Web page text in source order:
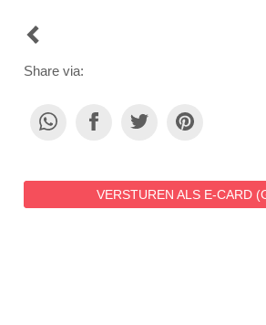
POST
Share via:
VERSTUREN ALS E-CARD